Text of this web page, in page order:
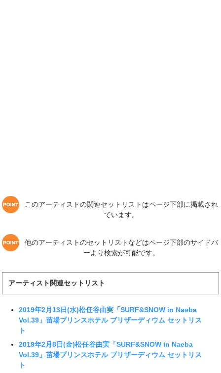
このアーティストの関連セットリストはページ下部に掲載され
ています。
他のアーティストのセットリストなどはページ下部のサイドバ
ーより検索が可能です。
アーティスト関連セットリスト
2019年2月13日(水)松任谷由実「SURF&SNOW in Naeba
Vol.39」苗場プリンスホテル ブリザーディウム セットリス
ト
2019年2月8日(金)松任谷由実「SURF&SNOW in Naeba
Vol.39」苗場プリンスホテル ブリザーディウム セットリス
ト